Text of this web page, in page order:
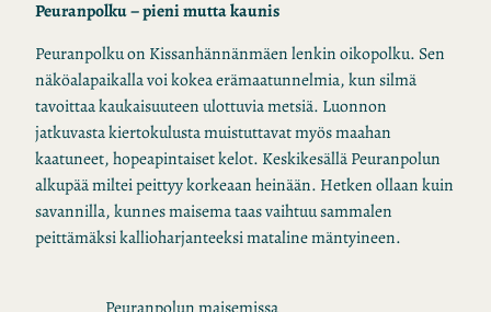
Peuranpolku – pieni mutta kaunis
Peuranpolku on Kissanhännänmäen lenkin oikopolku. Sen
näköalapaikalla voi kokea erämaatunnelmia, kun silmä
tavoittaa kaukaisuuteen ulottuvia metsiä. Luonnon
jatkuvasta kiertokulusta muistuttavat myös maahan
kaatuneet, hopeapintaiset kelot. Keskikesällä Peuranpolun
alkupää miltei peittyy korkeaan heinään. Hetken ollaan kuin
savannilla, kunnes maisema taas vaihtuu sammalen
peittämäksi kallioharjanteeksi mataline mäntyineen.
Peuranpolun maisemissa